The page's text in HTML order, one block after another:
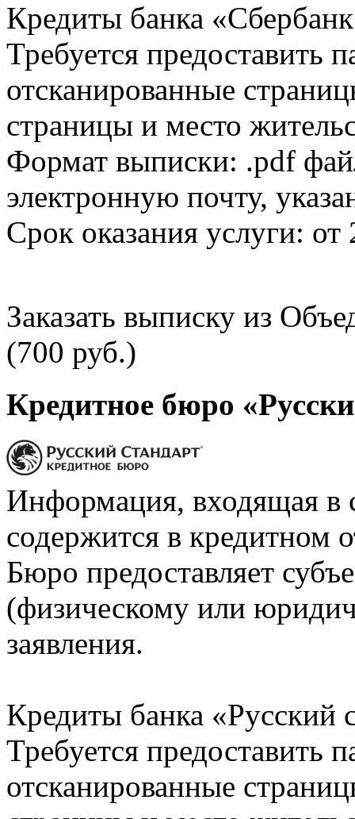
Кредиты банка
Требуется предоставить
отсканированные
страницы и место
Формат выписки: .pdf
электронную почту,
Срок оказания услуги: от
Заказать выписку из
(700 руб.)
Кредитное бюро
Информация, входящая в
содержится в кредитном
Бюро предоставляет
(физическому или
заявления.
Кредиты банка «Русский
Требуется предоставить
отсканированные